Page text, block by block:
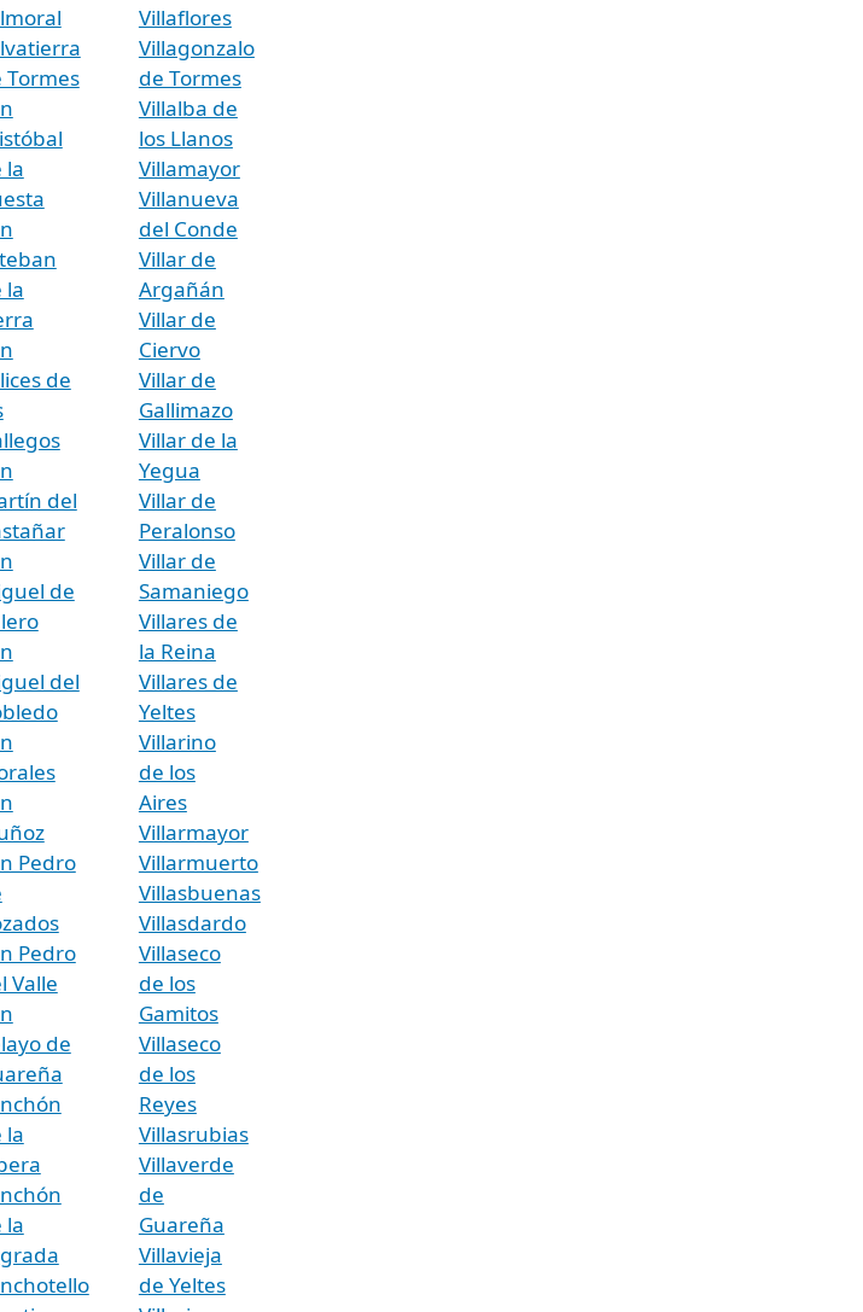
Tormes
la
la
de
del
de
del
Pedro
Pedro
Valle
de
la
la
Villaflores
Villagonzalo
de Tormes
Villalba de
los Llanos
Villamayor
Villanueva
del Conde
Villar de
Argañán
Villar de
Ciervo
Villar de
Gallimazo
Villar de la
Yegua
Villar de
Peralonso
Villar de
Samaniego
Villares de
la Reina
Villares de
Yeltes
Villarino
de los
Aires
Villarmayor
Villarmuerto
Villasbuenas
Villasdardo
Villaseco
de los
Gamitos
Villaseco
de los
Reyes
Villasrubias
Villaverde
de
Guareña
Villavieja
de Yeltes